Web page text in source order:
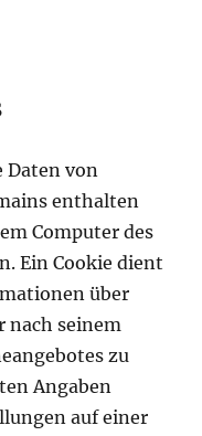
Daten von
enthalten
Computer des
Ein Cookie dient
über
nach seinem
zu
Angaben
auf einer